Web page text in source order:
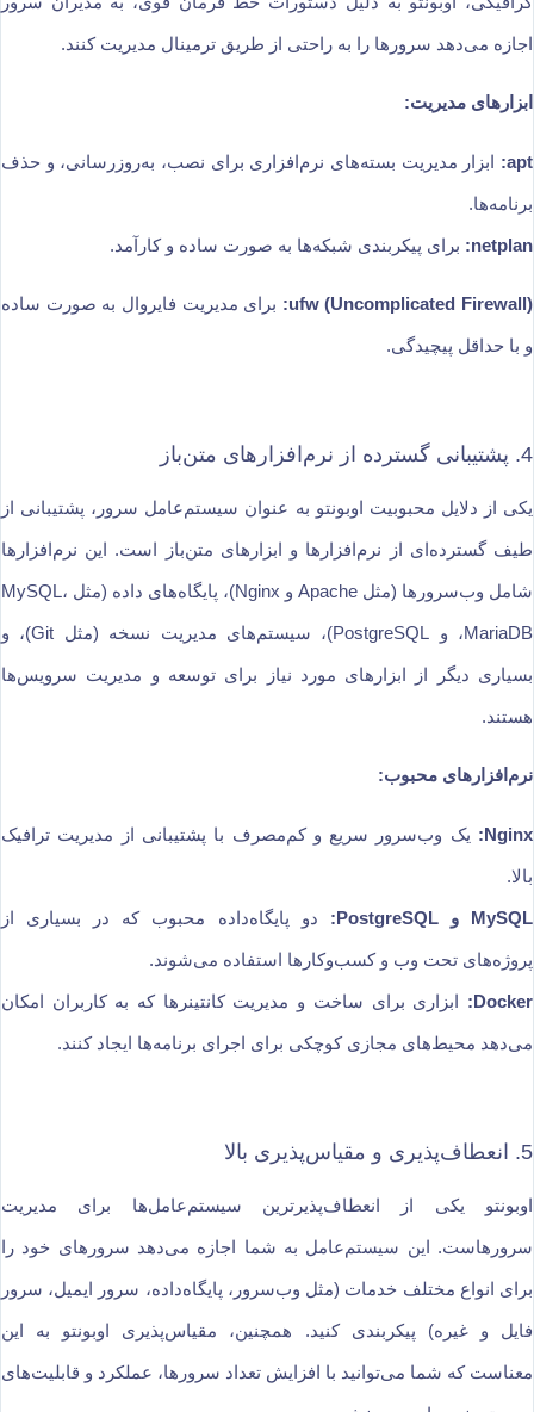
اجازه می‌دهد سرورها را به راحتی از طریق ترمینال مدیریت کنند.
ابزارهای مدیریت:
apt: ابزار مدیریت بسته‌های نرم‌افزاری برای نصب، به‌روزرسانی، و حذف
برنامه‌ها.
netplan: برای پیکربندی شبکه‌ها به صورت ساده و کارآمد.
ufw (Uncomplicated Firewall): برای مدیریت فایروال به صورت ساده
و با حداقل پیچیدگی.
4. پشتیبانی گسترده از نرم‌افزارهای متن‌باز
یکی از دلایل محبوبیت اوبونتو به عنوان سیستم‌عامل سرور، پشتیبانی از
طیف گسترده‌ای از نرم‌افزارها و ابزارهای متن‌باز است. این نرم‌افزارها
شامل وب‌سرورها (مثل Apache و Nginx)، پایگاه‌های داده (مثل MySQL،
MariaDB، و PostgreSQL)، سیستم‌های مدیریت نسخه (مثل Git)، و
بسیاری دیگر از ابزارهای مورد نیاز برای توسعه و مدیریت سرویس‌ها
هستند.
نرم‌افزارهای محبوب:
Nginx: یک وب‌سرور سریع و کم‌مصرف با پشتیبانی از مدیریت ترافیک
بالا.
MySQL و PostgreSQL: دو پایگاه‌داده محبوب که در بسیاری از
پروژه‌های تحت وب و کسب‌وکارها استفاده می‌شوند.
Docker: ابزاری برای ساخت و مدیریت کانتینرها که به کاربران امکان
می‌دهد محیط‌های مجازی کوچکی برای اجرای برنامه‌ها ایجاد کنند.
5. انعطاف‌پذیری و مقیاس‌پذیری بالا
اوبونتو یکی از انعطاف‌پذیرترین سیستم‌عامل‌ها برای مدیریت
سرورهاست. این سیستم‌عامل به شما اجازه می‌دهد سرورهای خود را
برای انواع مختلف خدمات (مثل وب‌سرور، پایگاه‌داده، سرور ایمیل، سرور
فایل و غیره) پیکربندی کنید. همچنین، مقیاس‌پذیری اوبونتو به این
معناست که شما می‌توانید با افزایش تعداد سرورها، عملکرد و قابلیت‌های